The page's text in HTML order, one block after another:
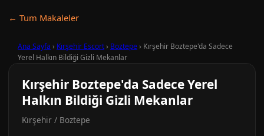
← Tum Makaleler
Ana Sayfa › Kırşehir Escort› Boztepe› Kırşehir Boztepe'da Sadece
Yerel Halkın Bildiği Gizli Mekanlar
Kırşehir Boztepe'da Sadece Yerel
Halkın Bildiği Gizli Mekanlar
Kırşehir / Boztepe